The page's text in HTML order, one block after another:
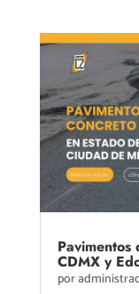
CDMX y
por